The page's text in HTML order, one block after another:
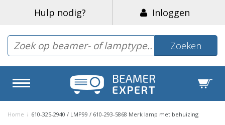
Hulp nodig? Inloggen
Zoeken
Home / 610-325-2940 / LMP99 / 610-293-5868 Merk lamp met behuizing